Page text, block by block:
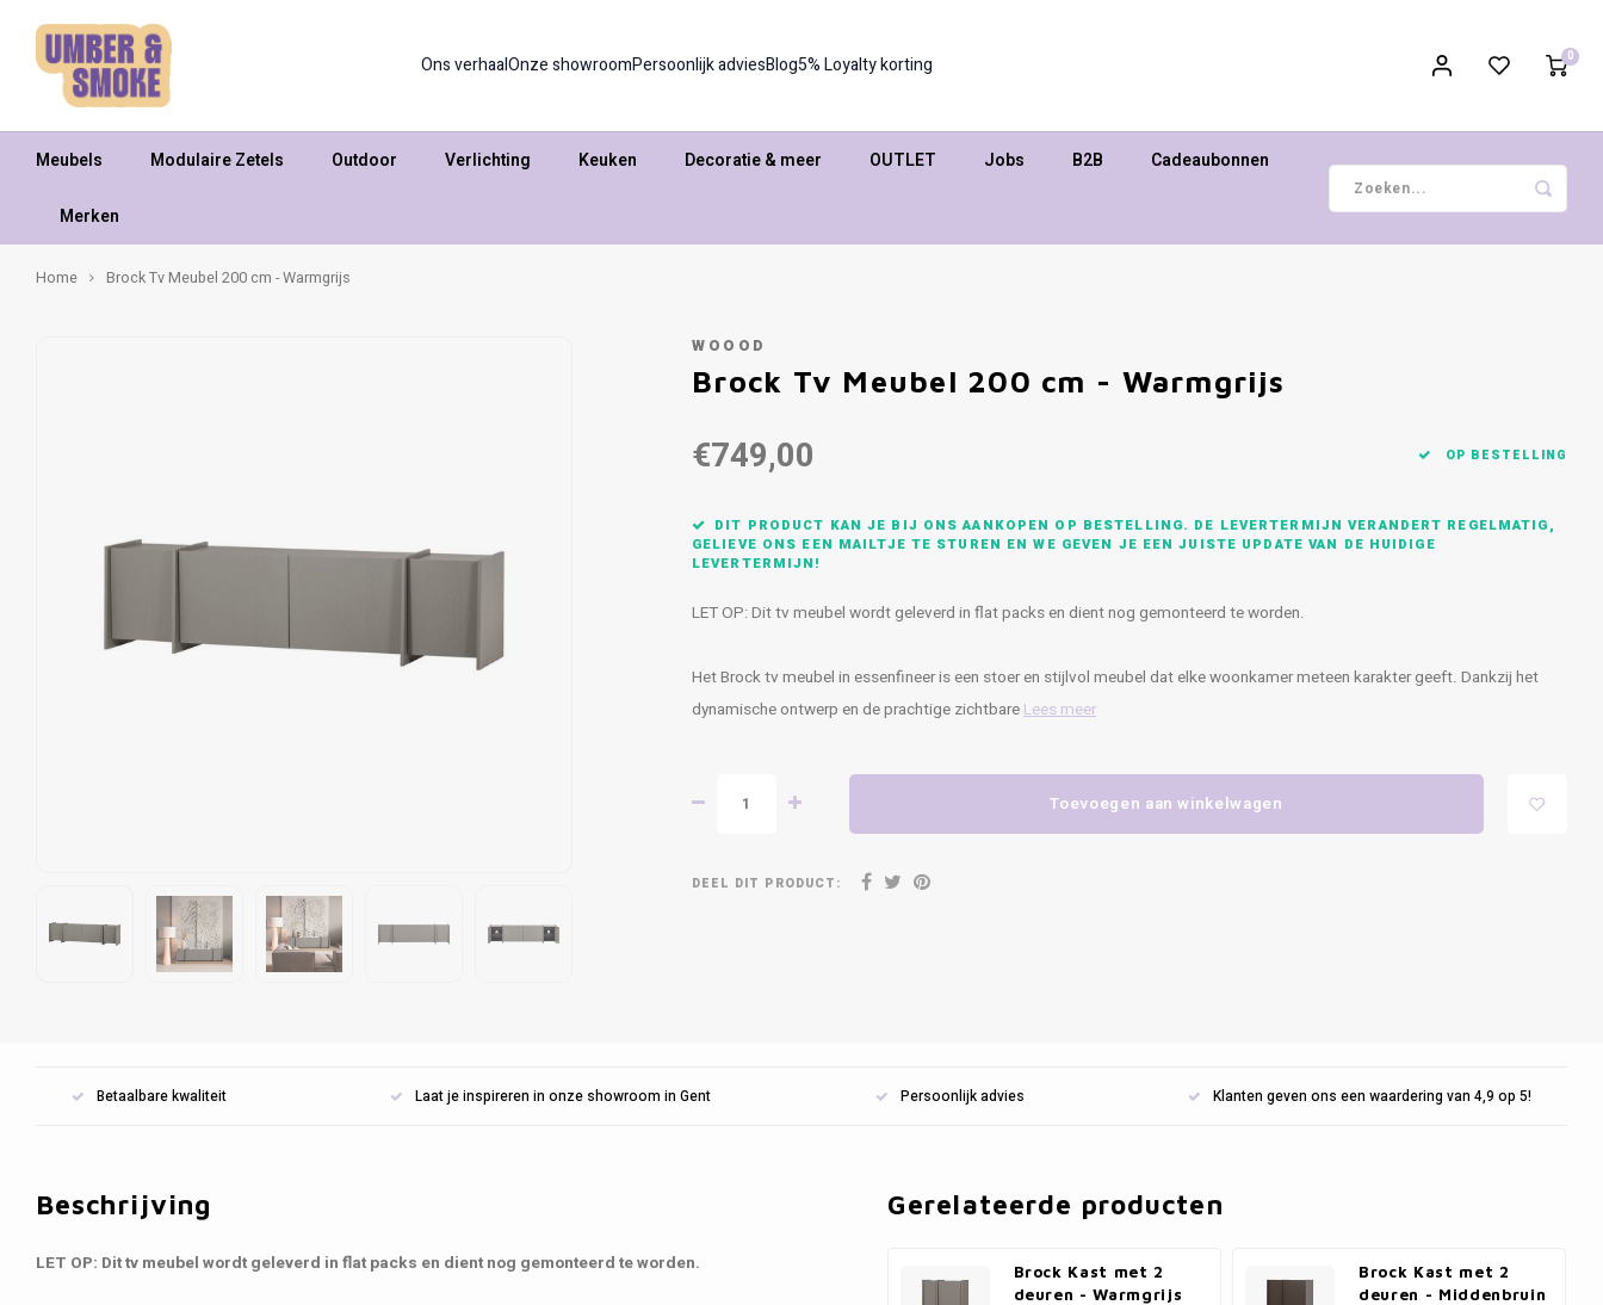
Ons verhaalOnze showroomPersoonlijk adviesBlog5% Loyalty korting 0
Meubels Modulaire Zetels Outdoor Verlichting Keuken Decoratie & meer OUTLET Jobs B2B Cadeaubonnen
Merken
Home Brock Tv Meubel 200 cm - Warmgrijs
WOOOD
Brock Tv Meubel 200 cm - Warmgrijs
€749,00 OP BESTELLING
DIT PRODUCT KAN JE BIJ ONS AANKOPEN OP BESTELLING. DE LEVERTERMIJN VERANDERT REGELMATIG,
GELIEVE ONS EEN MAILTJE TE STUREN EN WE GEVEN JE EEN JUISTE UPDATE VAN DE HUIDIGE
LEVERTERMIJN!
LET OP: Dit tv meubel wordt geleverd in flat packs en dient nog gemonteerd te worden.
Het Brock tv meubel in essenfineer is een stoer en stijlvol meubel dat elke woonkamer meteen karakter geeft. Dankzij het
dynamische ontwerp en de prachtige zichtbareLees meer
Toevoegen aan winkelwagen
DEEL DIT PRODUCT:
Betaalbare kwaliteit Laat je inspireren in onze showroom in Gent Persoonlijk advies Klanten geven ons een waardering van 4,9 op 5!
Beschrijving
LET OP: Dit tv meubel wordt geleverd in flat packs en dient nog gemonteerd te worden.
Gerelateerde producten
Brock Kast met 2
deuren - Warmgrijs
Brock Kast met 2
deuren - Middenbruin